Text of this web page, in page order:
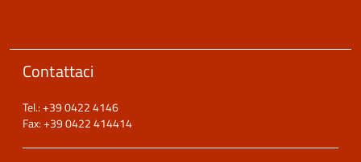
Contattaci
Tel.: +39 0422 4146
Fax: +39 0422 414414